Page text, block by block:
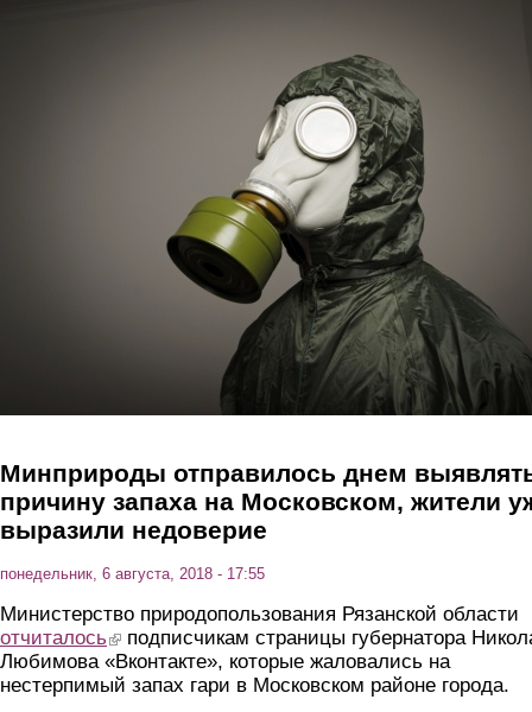
Минприроды отправилось днем
причину запаха на Московском, жители
выразили недоверие
понедельник, 6 августа, 2018 - 17:55
Министерство природопользования Рязанской области
отчиталось (link is external)
подписчикам страницы губернатора
Любимова «Вконтакте», которые жаловались на
нестерпимый запах гари в Московском районе города.